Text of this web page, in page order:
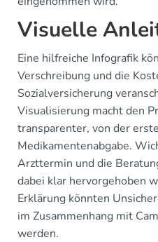
Visuelle
Eine hilfreiche Infografik
Verschreibung und die
Sozialversicherung
Visualisierung macht den
transparenter, von der
Medikamentenabgabe.
Arzttermin und die
dabei klar hervorgehoben
Erklärung könnten
im Zusammenhang mit
werden.